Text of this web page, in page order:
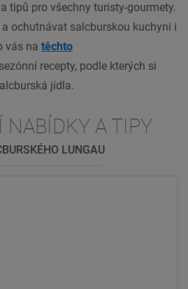
tipů pro všechny turisty-gourmety.
ochutnávat salcburskou kuchyni i
vás na těchto
recepty, podle kterých si
jídla.
NABÍDKY A TIPY
LUNGAU